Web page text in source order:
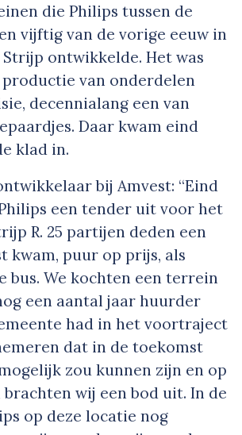
die Philips tussen de
vijftig van de vorige eeuw in
ontwikkelde. Het was
van onderdelen
decennialang een van
Daar kwam eind
klad in.
bij Amvest: “Eind
een tender uit voor het
R. 25 partijen deden een
kwam, puur op prijs, als
bus. We kochten een terrein
een aantal jaar huurder
had in het voortraject
dat in de toekomst
zou kunnen zijn en op
brachten wij een bod uit. In de
op deze locatie nog